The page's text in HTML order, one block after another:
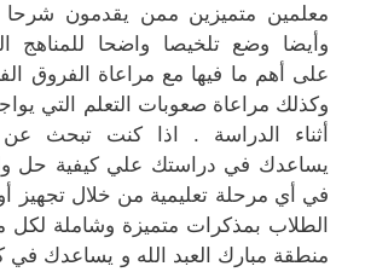
معلمين متميزين ممن يقدمون شرحا
وأيضا وضع تلخيصا واضحا للمناهج
على أهم ما فيها مع مراعاة الفروق
وكذلك مراعاة صعوبات التعلم التي
أثناء الدراسة . اذا كنت تبحث
يساعدك في دراستك علي كيفية حل
في أي مرحلة تعليمية من خلال تجهيز
الطلاب بمذكرات متميزة وشاملة
منطقة مبارك العبد الله و يساعدك في